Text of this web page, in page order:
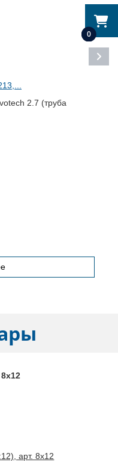
0
2.7 (труба